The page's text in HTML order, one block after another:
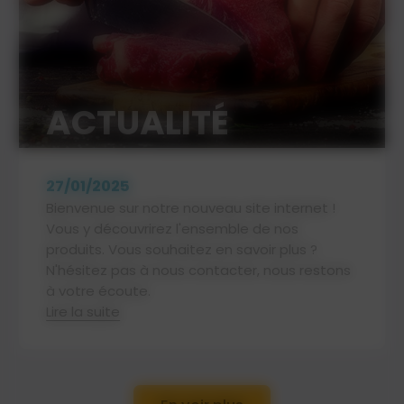
ACTUALITÉ
27/01/2025